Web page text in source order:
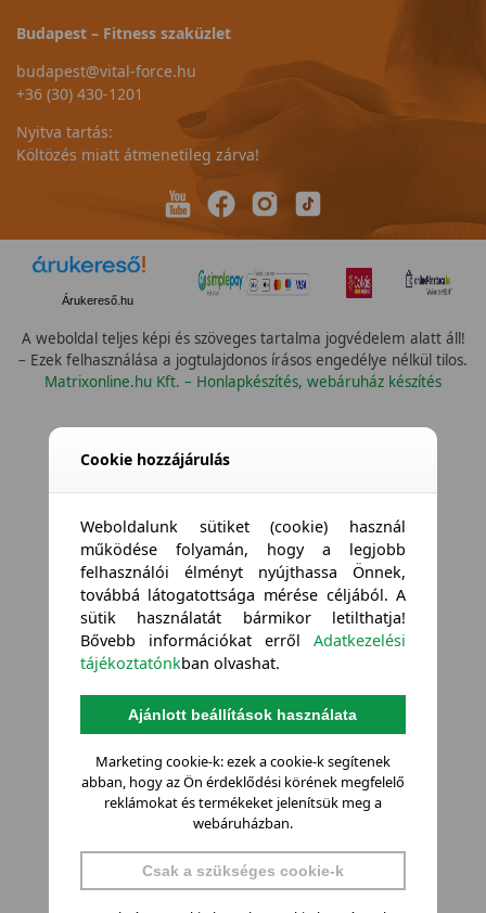
Budapest – Fitness szaküzlet
budapest@vital-force.hu
+36 (30) 430-1201
Nyitva tartás:
Költözés miatt átmenetileg zárva!
Árukereső.hu
A weboldal teljes képi és szöveges tartalma jogvédelem alatt áll!
– Ezek felhasználása a jogtulajdonos írásos engedélye nélkül tilos.
Matrixonline.hu Kft. – Honlapkészítés, webáruház készítés
Cookie hozzájárulás
Weboldalunk sütiket (cookie) használ
működése folyamán, hogy a legjobb
felhasználói élményt nyújthassa Önnek,
továbbá látogatottsága mérése céljából. A
sütik használatát bármikor letilthatja!
Bővebb információkat errőlAdatkezelési
tájékoztatónkban olvashat.
Ajánlott beállítások használata
Marketing cookie-k: ezek a cookie-k segítenek
abban, hogy az Ön érdeklődési körének megfelelő
reklámokat és termékeket jelenítsük meg a
webáruházban.
Csak a szükséges cookie-k